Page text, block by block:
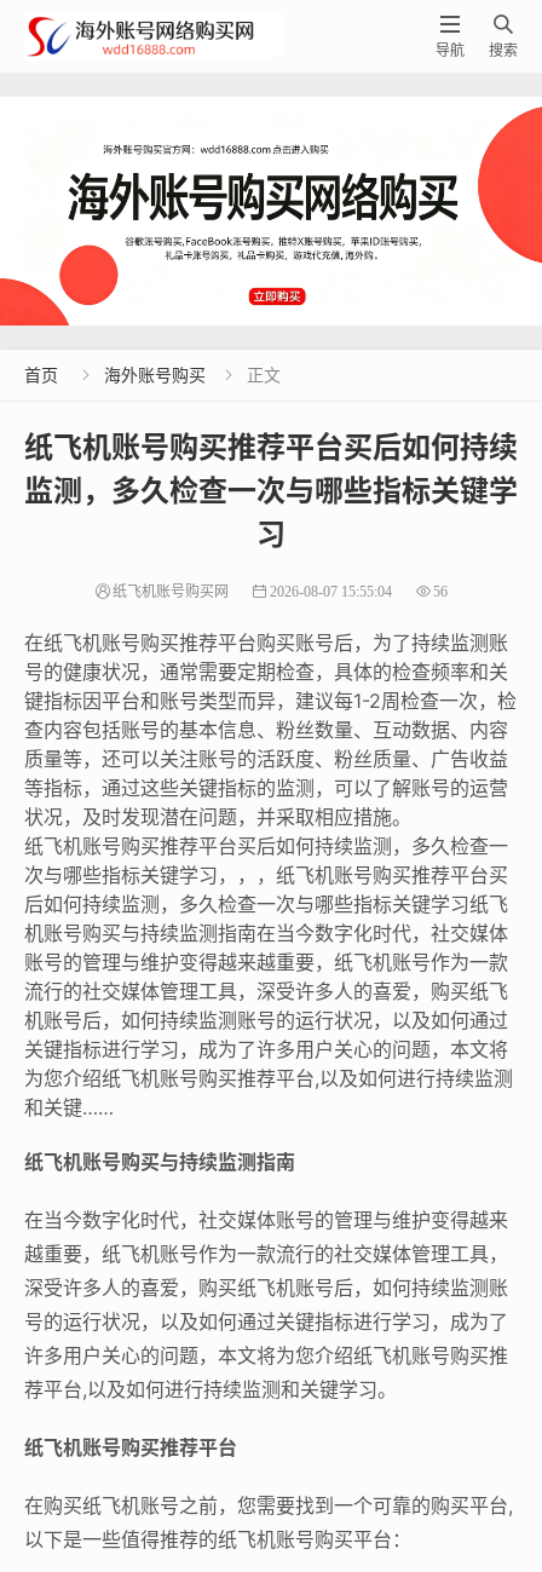

搜索

导航
首页  海外账号购买  正文
纸飞机账号购买推荐平台买后如何持续
监测，多久检查一次与哪些指标关键学
习
纸飞机账号购买网 2026-08-07 15:55:04 56
在纸飞机账号购买推荐平台购买账号后，为了持续监测账
号的健康状况，通常需要定期检查，具体的检查频率和关
键指标因平台和账号类型而异，建议每1-2周检查一次，检
查内容包括账号的基本信息、粉丝数量、互动数据、内容
质量等，还可以关注账号的活跃度、粉丝质量、广告收益
等指标，通过这些关键指标的监测，可以了解账号的运营
状况，及时发现潜在问题，并采取相应措施。
纸飞机账号购买推荐平台买后如何持续监测，多久检查一
次与哪些指标关键学习，，，纸飞机账号购买推荐平台买
后如何持续监测，多久检查一次与哪些指标关键学习纸飞
机账号购买与持续监测指南在当今数字化时代，社交媒体
账号的管理与维护变得越来越重要，纸飞机账号作为一款
流行的社交媒体管理工具，深受许多人的喜爱，购买纸飞
机账号后，如何持续监测账号的运行状况，以及如何通过
关键指标进行学习，成为了许多用户关心的问题，本文将
为您介绍纸飞机账号购买推荐平台,以及如何进行持续监测
和关键……
纸飞机账号购买与持续监测指南
在当今数字化时代，社交媒体账号的管理与维护变得越来
越重要，纸飞机账号作为一款流行的社交媒体管理工具，
深受许多人的喜爱，购买纸飞机账号后，如何持续监测账
号的运行状况，以及如何通过关键指标进行学习，成为了
许多用户关心的问题，本文将为您介绍纸飞机账号购买推
荐平台,以及如何进行持续监测和关键学习。
纸飞机账号购买推荐平台
在购买纸飞机账号之前，您需要找到一个可靠的购买平台,
以下是一些值得推荐的纸飞机账号购买平台：